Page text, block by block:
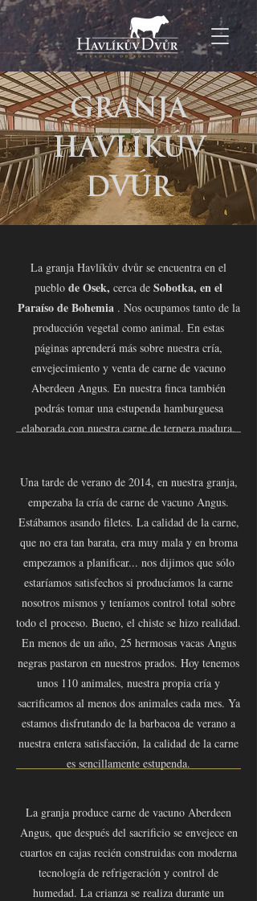
GRANJA
HAVLÍKÚV
DVÚR
La granja Havlíkův dvůr se encuentra en el
pueblo de Osek, cerca de Sobotka, en el
Paraíso de Bohemia. Nos ocupamos tanto de la
producción vegetal como animal. En estas
páginas aprenderá más sobre nuestra cría,
envejecimiento y venta de carne de vacuno
Aberdeen Angus. En nuestra finca también
podrás tomar una estupenda hamburguesa
elaborada con nuestra carne de ternera madura.
Una tarde de verano de 2014, en nuestra granja,
empezaba la cría de carne de vacuno Angus.
Estábamos asando filetes. La calidad de la carne,
que no era tan barata, era muy mala y en broma
empezamos a planificar... nos dijimos que sólo
estaríamos satisfechos si producíamos la carne
nosotros mismos y teníamos control total sobre
todo el proceso. Bueno, el chiste se hizo realidad.
En menos de un año, 25 hermosas vacas Angus
negras pastaron en nuestros prados. Hoy tenemos
unos 110 animales, nuestra propia cría y
sacrificamos al menos dos animales cada mes. Ya
estamos disfrutando de la barbacoa de verano a
nuestra entera satisfacción, la calidad de la carne
es sencillamente estupenda.
La granja produce carne de vacuno Aberdeen
Angus, que después del sacrificio se envejece en
cuartos en cajas recién construidas con moderna
tecnología de refrigeración y control de
humedad. La crianza se realiza durante un